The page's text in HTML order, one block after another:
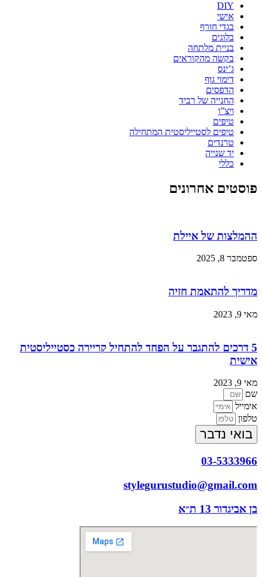
DIY
אישי
בגדי חורף
בלוגים
בניית מלתחה
בקשה מהקוראים
ג’ינס
דימוי גוף
הדפסים
החנייה של רביד
ויצ”ו
טיפים
טיפים לסטייליסטית המתחילה
טרנדים
יד שנייה
כללי
פוסטים אחרונים
ההמלצות של איילת
ספטמבר 8, 2025
מדריך להתאמת חזיה
מאי 9, 2023
5 דרכים להתגבר על הפחד להתחיל קריירה כסטייליסטית
אישית
מאי 9, 2023
שם
אימייל
טלפון
בואי נדבר
03-5333966
stylegurustudio@gmail.com
בן אביגדור 13 ת״א